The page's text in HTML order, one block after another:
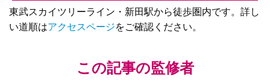
東武スカイツリーライン・新田駅から徒歩圏内です。詳し
い道順はアクセスページをご確認ください。
この記事の監修者